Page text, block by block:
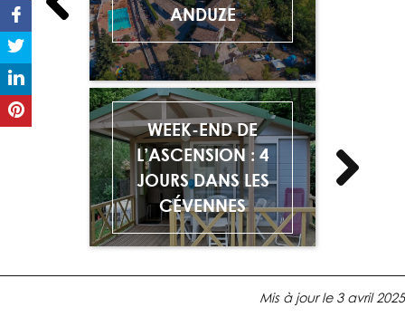
ANDUZE
WEEK-END DE
L’ASCENSION : 4
JOURS DANS LES
CÉVENNES
Mis à jour le 3 avril 2025